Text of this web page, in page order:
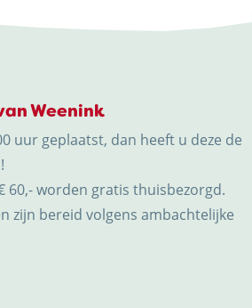
Weenink
uur geplaatst, dan heeft u deze de
60,- worden gratis thuisbezorgd.
zijn bereid volgens ambachtelijke